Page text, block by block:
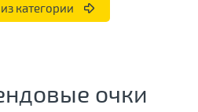
категории
очки